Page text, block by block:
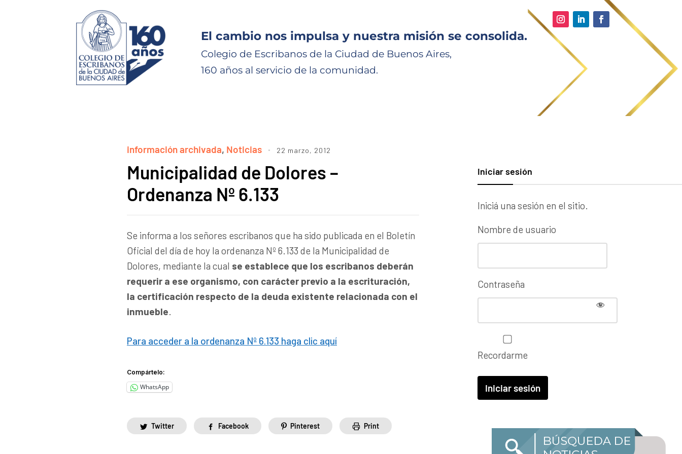
El cambio nos impulsa y nuestra misión se consolida.
Colegio de Escribanos de la Ciudad de Buenos Aires,
160 años al servicio de la comunidad.
información archivada, Noticias 22 marzo, 2012
Municipalidad de Dolores –
Ordenanza Nº 6.133
Se informa a los señores escribanos que ha sido publicada en el Boletín
Oficial del día de hoy la ordenanza Nº 6.133 de la Municipalidad de
Dolores, mediante la cual se establece que los escribanos deberán
requerir a ese organismo, con carácter previo a la escrituración,
la certificación respecto de la deuda existente relacionada con el
inmueble.
Para acceder a la ordenanza Nº 6.133 haga clic aquí
Compártelo:
WhatsApp
Twitter Facebook Pinterest Print
Iniciar sesión
Iniciá una sesión en el sitio.
Nombre de usuario
Contraseña
Recordarme